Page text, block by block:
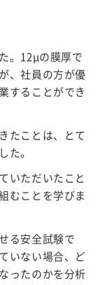
。12μの膜厚で
、社員の方が優
することができ
たことは、とて
た。
いただいたこと
むことを学びま
る安全試験で
いない場合、ど
ったのかを分析